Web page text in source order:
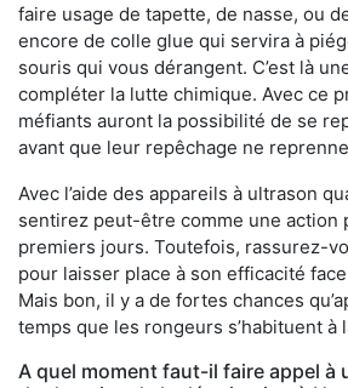
faire usage de tapette, de nasse, ou
encore de colle glue qui servira à
souris qui vous dérangent. C’est là
compléter la lutte chimique. Avec ce
méfiants auront la possibilité de se
avant que leur repêchage ne
Avec l’aide des appareils à ultrason
sentirez peut-être comme une action
premiers jours. Toutefois, rassurez-
pour laisser place à son efficacité
Mais bon, il y a de fortes chances
temps que les rongeurs s’habituent à
A quel moment faut-il faire appel à